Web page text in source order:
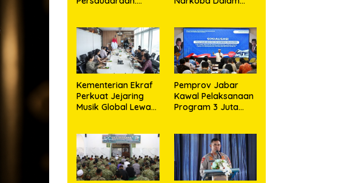
Masyarakat Pesisir
Kilogram Barang
Bukti
Kementerian Ekraf
Perkuat Jejaring
Musik Global Lewat
Pemprov Jabar
Kawal Pelaksanaan
Program 3 Juta
Rakyat